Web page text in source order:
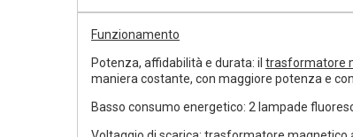
Funzionamento
Potenza, affidabilità e durata: il trasformatore
maniera costante, con maggiore potenza e
Basso consumo energetico: 2 lampade